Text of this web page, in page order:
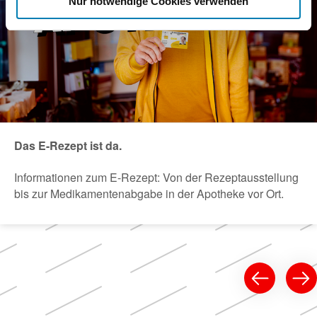
Das E-Rezept ist da.
Informationen zum E-Rezept: Von der Rezeptausstellung
bis zur Medikamentenabgabe in der Apotheke vor Ort.